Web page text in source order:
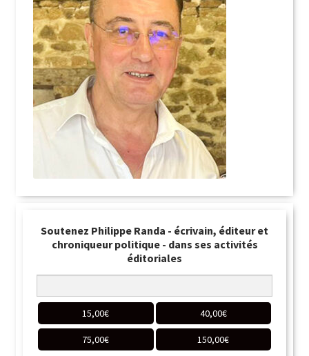
Soutenez Philippe Randa - écrivain, éditeur et
chroniqueur politique - dans ses activités
éditoriales
15,00€ 40,00€
75,00€ 150,00€